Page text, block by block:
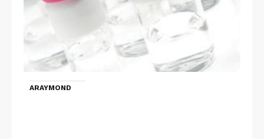
ARAYMOND